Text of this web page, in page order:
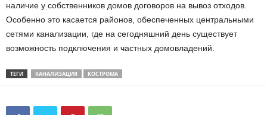
наличие у собственников домов договоров на вывоз отходов.
Особенно это касается районов, обеспеченных центральными
сетями канализации, где на сегодняшний день существует
возможность подключения и частных домовладений.
ТЕГИ КАНАЛИЗАЦИЯ КОСТРОМА